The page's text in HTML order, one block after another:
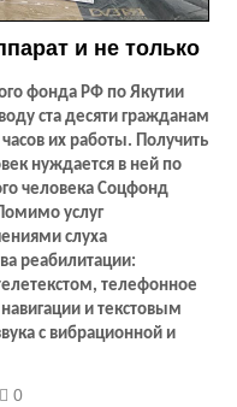
и не только
фонда РФ по Якутии
ста десяти гражданам
их работы. Получить
нуждается в ней по
человека Соцфонд
услуг
слуха
реабилитации:
телефонное
и текстовым
с вибрационной и
0